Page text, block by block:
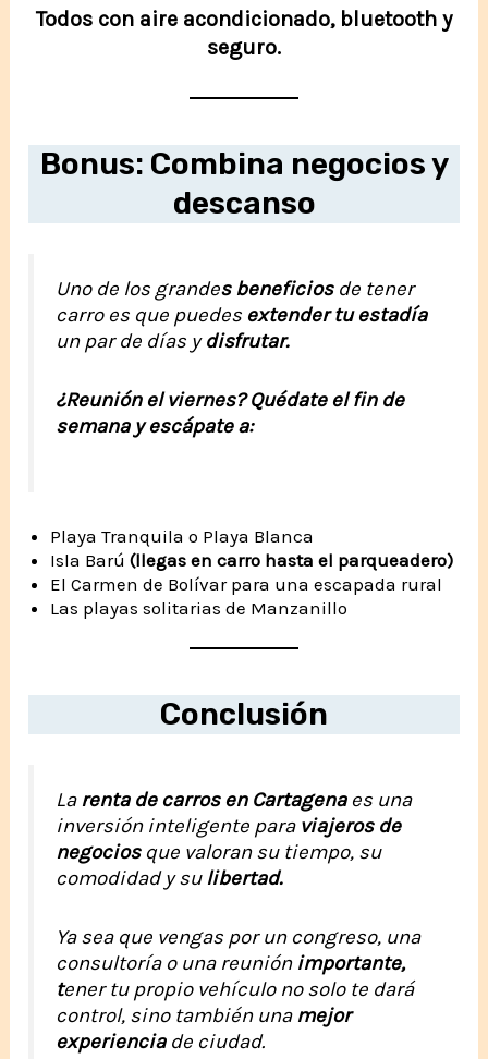
Todos con aire acondicionado, bluetooth y
seguro.
Bonus: Combina negocios y
descanso
Uno de los grandes beneficios de tener
carro es que puedes extender tu estadía
un par de días ydisfrutar.
¿Reunión el viernes? Quédate el fin de
semana y escápate a:
Playa Tranquila o Playa Blanca
Isla Barú(llegas en carro hasta el parqueadero)
El Carmen de Bolívar para una escapada rural
Las playas solitarias de Manzanillo
Conclusión
Larenta de carros en Cartagenaes una
inversión inteligente para viajeros de
negociosque valoran su tiempo, su
comodidad y sulibertad.
Ya sea que vengas por un congreso, una
consultoría o una reuniónimportante,
tener tu propio vehículo no solo te dará
control, sino también unamejor
experiencia de ciudad.